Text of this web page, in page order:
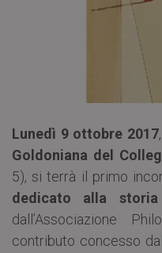
Lunedì 9 ottobre 2017
Goldoniana del
5), si terrà il primo
dedicato alla
dall’Associazione
contributo concesso